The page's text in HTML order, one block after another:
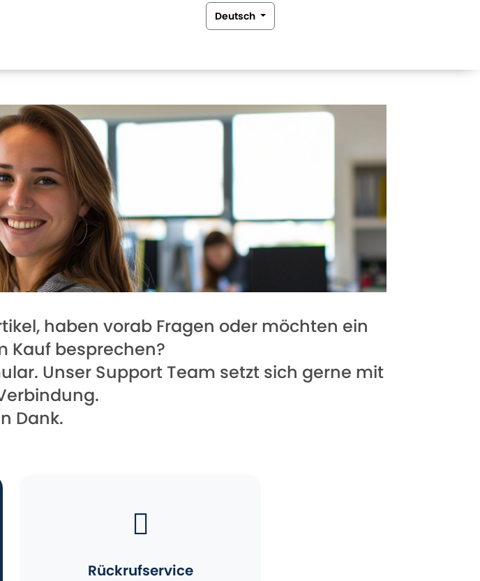
Deutsch
haben vorab Fragen oder möchten ein
Kauf besprechen?
Unser Support Team setzt sich gerne mit
Dank.
Rückrufservice